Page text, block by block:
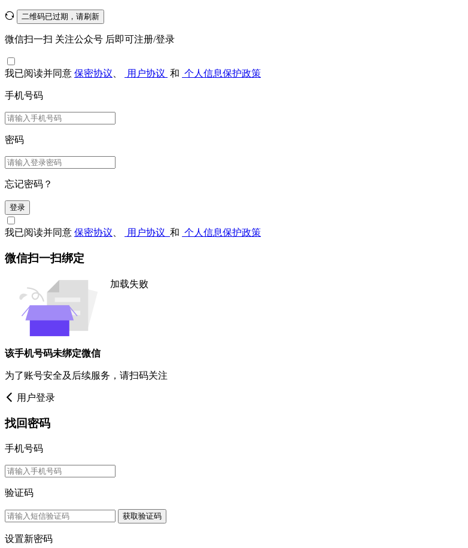
二维码已过期，请刷新
微信扫一扫 关注公众号 后即可注册/登录
我已阅读并同意 保密协议 用户协议 和 个人信息保护政策
手机号码
密码
忘记密码？
登录
我已阅读并同意 保密协议 用户协议 和 个人信息保护政策
微信扫一扫绑定
加载失败
该手机号码未绑定微信
为了账号安全及后续服务，请扫码关注
用户登录
找回密码
手机号码
验证码
获取验证码
设置新密码